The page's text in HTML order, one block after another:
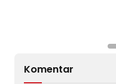
Komentar